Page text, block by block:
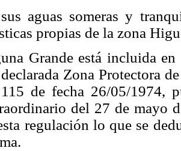
aguas someras y
propias de la zona
Grande está incluida
Zona Protectora
de fecha 26/05/1974,
del 27 de mayo
regulación lo que se